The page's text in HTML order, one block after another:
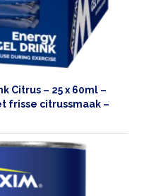
Citrus – 25 x 60ml –
frisse citrussmaak –